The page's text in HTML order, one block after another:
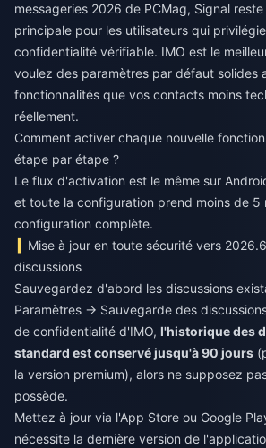
messageries 2026 de PCMag, Signal
principale pour les utilisateurs qui
confidentialité vérifiable. IMO est le
voulez des paramètres par défaut solides
fonctionnalités que vos contacts moins
réellement.
Comment activer chaque nouvelle
étape par étape ?
Le flux d'activation est le même sur
et toute la configuration prend moins de 5
configuration complète.
Mise à jour en toute sécurité vers
discussions
Sauvegardez d'abord les discussions
Paramètres → Sauvegarde des
de confidentialité d'IMO, l'historique des
standard est conservé jusqu'à 90 jours
la version premium), alors ne supposez
possède.
Mettez à jour via l'App Store ou Google
nécessite la dernière version de